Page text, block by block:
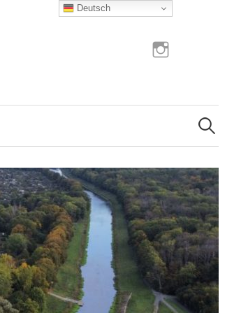
Suchen
nach:
Deutsch